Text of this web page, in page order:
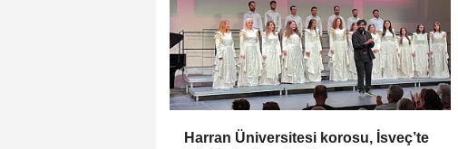
Harran Üniversitesi korosu, İsveç’te